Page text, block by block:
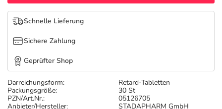
Darreichungsform:
Retard-Tabletten
Packungsgröße:
30 St
PZN/Art.Nr.:
05126705
Anbieter/Hersteller:
STADAPHARM GmbH
Schnelle Lieferung
Sichere Zahlung
Geprüfter Shop